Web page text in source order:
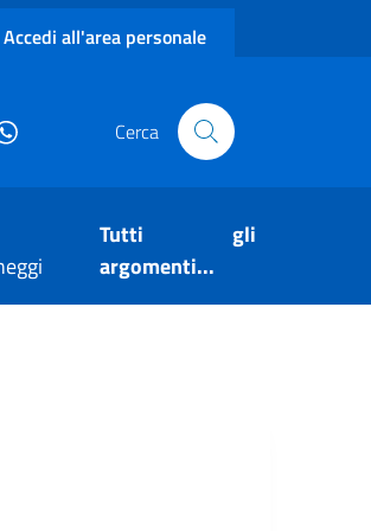
Accedi all'area personale
Cerca
Tutti gli
argomenti...